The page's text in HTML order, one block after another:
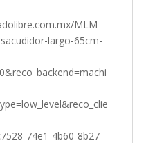
MLM-
largo-65cm-
74e1-4b60-8b27-